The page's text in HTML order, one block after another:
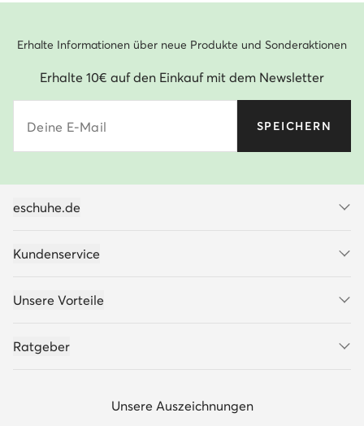
Erhalte Informationen über neue Produkte und Sonderaktionen
Erhalte 10€ auf den Einkauf mit dem Newsletter
Deine E-Mail SPEICHERN
eschuhe.de
Kundenservice
Unsere Vorteile
Ratgeber
Unsere Auszeichnungen